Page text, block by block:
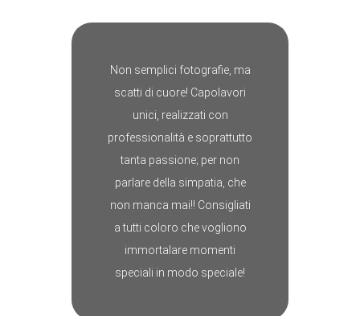
Non semplici fotografie, ma
scatti di cuore! Capolavori
unici, realizzati con
professionalità e soprattutto
tanta passione; per non
parlare della simpatia, che
non manca mai!! Consigliati
a tutti coloro che vogliono
immortalare momenti
speciali in modo speciale!